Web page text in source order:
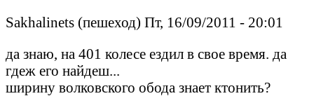
Sakhalinets (пешеход) Пт, 16/09/2011 - 20:01
да знаю, на 401 колесе ездил в свое время. да
гдеж его найдеш...
ширину волковского обода знает ктонить?